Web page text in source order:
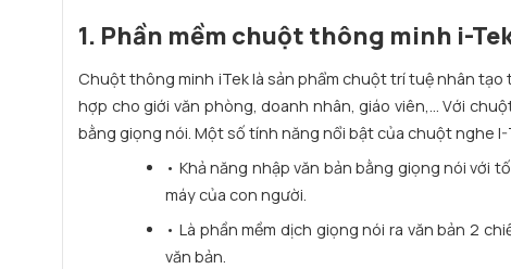
1. Phần mềm chuột thông minh i-
Chuột thông minh iTek là sản phẩm chuột trí tuệ nhân
hợp cho giới văn phòng, doanh nhân, giáo viên,... Với
bằng giọng nói. Một số tính năng nổi bật của chuột nghe I-
• Khả năng nhập văn bản bằng giọng nói với
máy của con người.
• Là phần mềm dịch giọng nói ra văn bản 2
văn bản.